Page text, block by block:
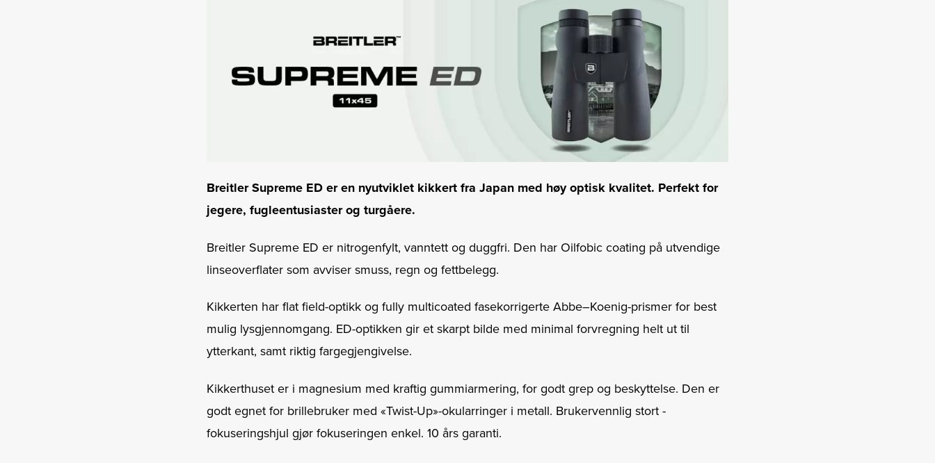
Breitler Supreme ED er en nyutviklet kikkert fra Japan med høy optisk kvalitet. Perfekt for
jegere, fugle­entusiaster og turgåere.
Breitler Supreme ED er nitrogenfylt, vanntett og duggfri. Den har Oilfobic coating på utvendige
linseoverflater som avviser smuss, regn og fettbelegg.
Kikkerten har flat field-optikk og fully multicoated fase­korrigerte Abbe–Koenig-prismer for best
mulig lysgjennomgang. ED-­optikken gir et skarpt bilde med minimal forvregning helt ut til
ytterkant, samt riktig fargegjengivelse.
Kikkerthuset er i magnesium med kraftig gummi­armering, for godt grep og beskyttelse. Den er
godt ­egnet for brillebruker med «Twist-Up»-okularringer i metall. Brukervennlig stort ­
fokuseringshjul gjør ­fokuseringen enkel. 10 års garanti.